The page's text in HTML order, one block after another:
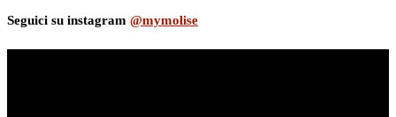
Seguici su instagram @mymolise